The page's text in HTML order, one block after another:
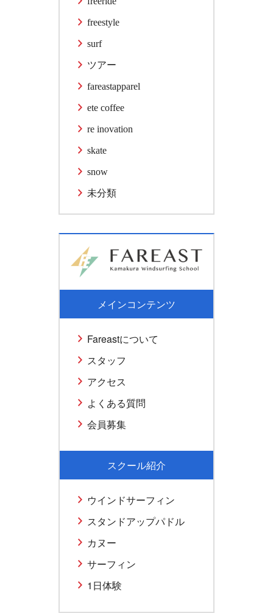
freestyle
surf
ツアー
fareastapparel
ete coffee
re inovation
skate
snow
未分類
メインコンテンツ
Fareastについて
スタッフ
アクセス
よくある質問
会員募集
スクール紹介
ウインドサーフィン
スタンドアップパドル
カヌー
サーフィン
1日体験